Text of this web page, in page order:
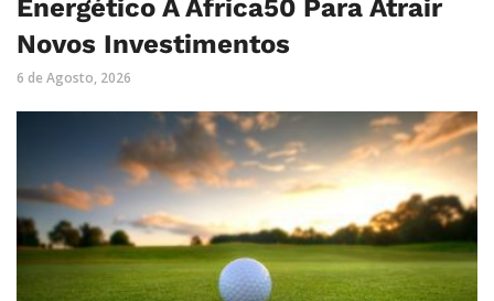
Energético À Africa50 Para Atrair
Novos Investimentos
6 de Agosto, 2026